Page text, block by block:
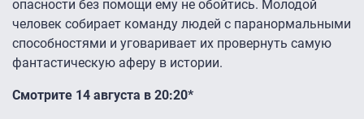
опасности без помощи ему не обойтись. Молодой
человек собирает команду людей с паранормальными
способностями и уговаривает их провернуть самую
фантастическую аферу в истории.
Смотрите 14 августа в 20:20*